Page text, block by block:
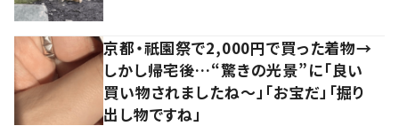
京都・祇園祭で2,000円で買った着物→
しかし帰宅後…“驚きの光景”に「良い
買い物されましたね～」「お宝だ」「掘り
出し物ですね」